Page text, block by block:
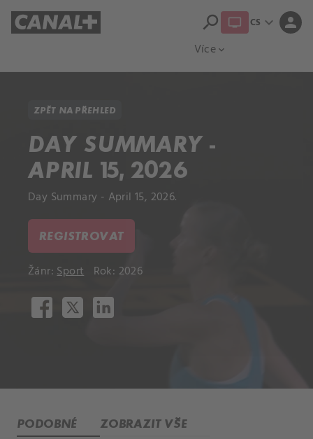
Více expand_more
search CS expand_more person
ZPĚT NA PŘEHLED
DAY SUMMARY -
APRIL 15, 2026
Day Summary - April 15, 2026.
REGISTROVAT
Žánr:Sport Rok: 2026
PODOBNÉ ZOBRAZIT VŠE